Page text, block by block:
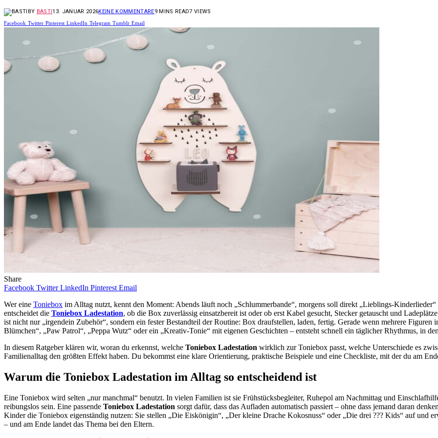
BY BASTI13. JANUAR 2026KEINE KOMMENTARE9 MINS READ7 VIEWS
Facebook Twitter Pinterest LinkedIn Telegram Tumblr Email
Share
Facebook Twitter LinkedIn Pinterest Email
Wer eine Toniebox im Alltag nutzt, kennt den Moment: Abends läuft noch „Schlummerbande“, morgens soll direkt „Lieblings-
entscheidet die Toniebox Ladestation, ob die Box zuverlässig einsatzbereit ist oder ob erst Kabel gesucht, Stecker getauscht und
ist nicht nur „irgendein Zubehör“, sondern ein fester Bestandteil der Routine: Box draufstellen, laden, fertig. Gerade wenn mehrere
Blümchen“, „Paw Patrol“, „Peppa Wutz“ oder ein „Kreativ-Tonie“ mit eigenen Geschichten – entsteht schnell ein täglicher Rhythmus, in
In diesem Ratgeber klären wir, woran du erkennst, welche Toniebox Ladestation wirklich zur Toniebox passt, welche Unterschiede es
Familienalltag den größten Effekt haben. Du bekommst eine klare Orientierung, praktische Beispiele und eine Checkliste, mit der du am
Warum die Toniebox Ladestation im Alltag so entscheidend ist
Eine Toniebox wird selten „nur manchmal“ benutzt. In vielen Familien ist sie Frühstücksbegleiter, Ruhepol am Nachmittag und
reibungslos sein. Eine passende Toniebox Ladestation sorgt dafür, dass das Aufladen automatisch passiert – ohne dass jemand daran
Kinder die Toniebox eigenständig nutzen: Sie stellen „Die Eiskönigin“, „Der kleine Drache Kokosnuss“ oder „Die drei ??? Kids“ auf und
– und am Ende landet das Thema bei den Eltern.